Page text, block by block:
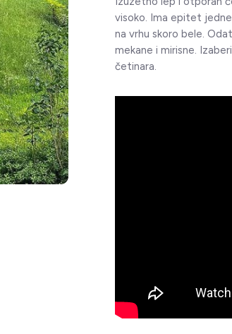
visoko. Ima epitet
na vrhu skoro bele.
mekane i mirisne.
četinara.